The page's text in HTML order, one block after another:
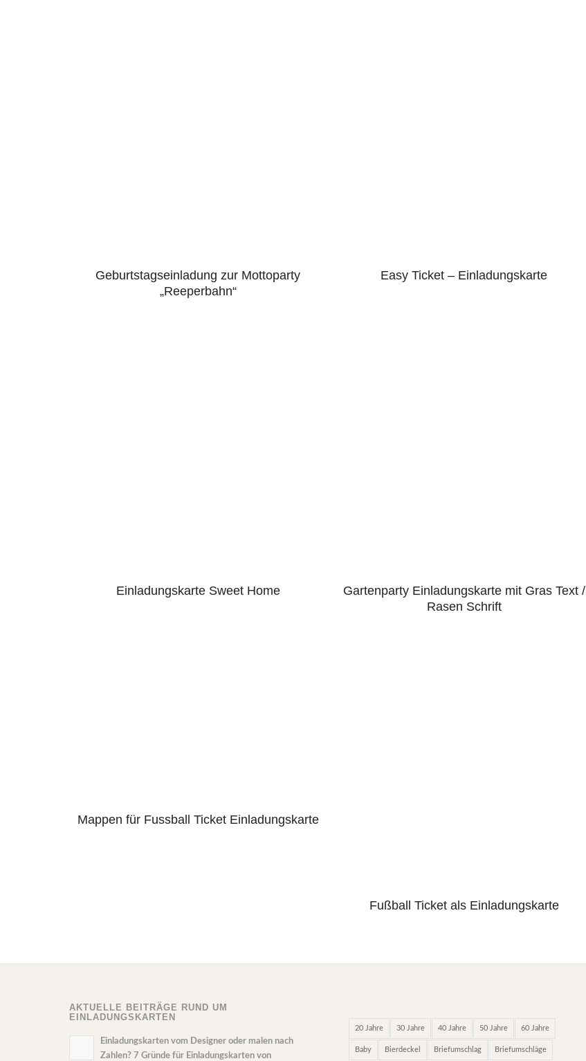
5.00
Geburtstagseinladung zur Mottoparty
„Reeperbahn“
4.75
Easy Ticket – Einladungskarte
Einladungskarte Sweet Home
Gartenparty Einladungskarte mit Gras Text /
Rasen Schrift
Mappen für Fussball Ticket Einladungskarte
5.00
Fußball Ticket als Einladungskarte
AKTUELLE BEITRÄGE RUND UM
EINLADUNGSKARTEN
Einladungskarten vom Designer oder malen nach
Zahlen? 7 Gründe für Einladungskarten von
20 Jahre 30 Jahre 40 Jahre 50 Jahre 60 Jahre
Baby Bierdeckel Briefumschlag Briefumschläge